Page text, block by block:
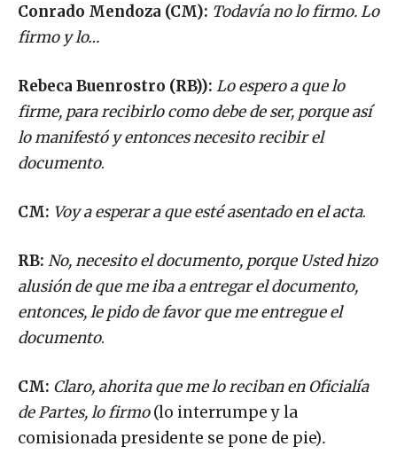
Conrado Mendoza (CM): Todavía no lo firmo. Lo
firmo y lo…
Rebeca Buenrostro (RB)): Lo espero a que lo
firme, para recibirlo como debe de ser, porque así
lo manifestó y entonces necesito recibir el
documento.
CM: Voy a esperar a que esté asentado en el acta.
RB: No, necesito el documento, porque Usted hizo
alusión de que me iba a entregar el documento,
entonces, le pido de favor que me entregue el
documento.
CM: Claro, ahorita que me lo reciban en Oficialía
de Partes, lo firmo(lo interrumpe y la
comisionada presidente se pone de pie).